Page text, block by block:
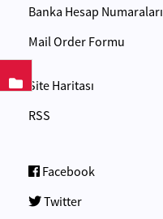
Banka Hesap Numaraları
Mail Order Formu
Site Haritası
RSS
Facebook
Twitter